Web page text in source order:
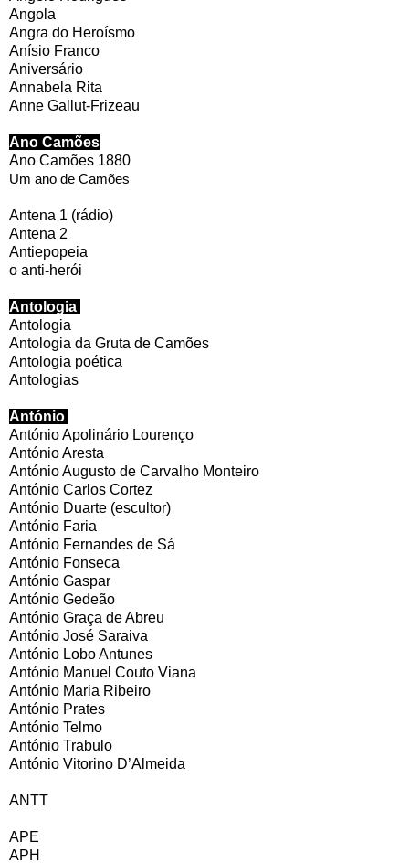
Angola
Angra do Heroísmo
Anísio Franco
Aniversário
Annabela Rita
Anne Gallut-Frizeau
Ano Camões
Ano Camões 1880
Um ano de Camões
Antena 1 (rádio)
Antena 2
Antiepopeia
o anti-herói
Antologia
Antologia
Antologia da Gruta de Camões
Antologia poética
Antologias
António
António Apolinário Lourenço
António Aresta
António Augusto de Carvalho Monteiro
António Carlos Cortez
António Duarte (escultor)
António Faria
António Fernandes de Sá
António Fonseca
António Gaspar
António Gedeão
António Graça de Abreu
António José Saraiva
António Lobo Antunes
António Manuel Couto Viana
António Maria Ribeiro
António Prates
António Telmo
António Trabulo
António Vitorino D’Almeida
ANTT
APE
APH